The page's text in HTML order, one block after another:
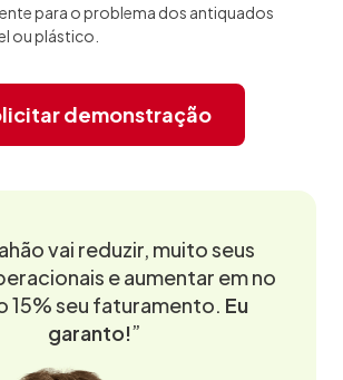
para o problema dos antiquados
ou plástico.
demonstração
vai reduzir, muito seus
e aumentar em no
15% seu faturamento. Eu
garanto!”